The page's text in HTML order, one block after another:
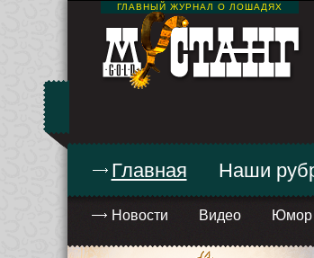
ГЛАВНЫЙ ЖУРНАЛ О ЛОШАДЯХ
Главная
Новости Видео Юмор
Наши